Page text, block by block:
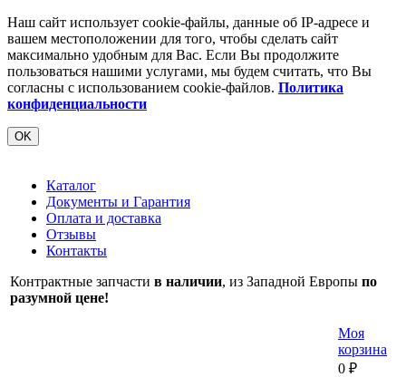
Наш сайт использует cookie-файлы, данные об IP-адресе и
вашем местоположении для того, чтобы сделать сайт
максимально удобным для Вас. Если Вы продолжите
пользоваться нашими услугами, мы будем считать, что Вы
согласны с использованием cookie-файлов. Политика
конфиденциальности
OK
Каталог
Документы и Гарантия
Оплата и доставка
Отзывы
Контакты
Контрактные запчасти в наличии, из Западной Европы по
разумной цене!
Моя
корзина
0 ₽